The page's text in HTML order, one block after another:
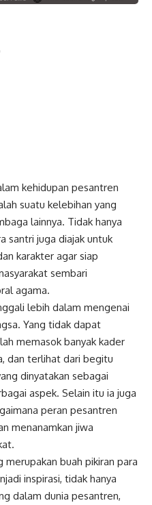
kehidupan pesantren
suatu kelebihan yang
lainnya. Tidak hanya
santri juga diajak untuk
karakter agar siap
sembari
agama.
lebih dalam mengenai
Yang tidak dapat
memasok banyak kader
dan terlihat dari begitu
dinyatakan sebagai
aspek. Selain itu ia juga
peran pesantren
menanamkan jiwa
buah pikiran para
inspirasi, tidak hanya
dalam dunia pesantren,